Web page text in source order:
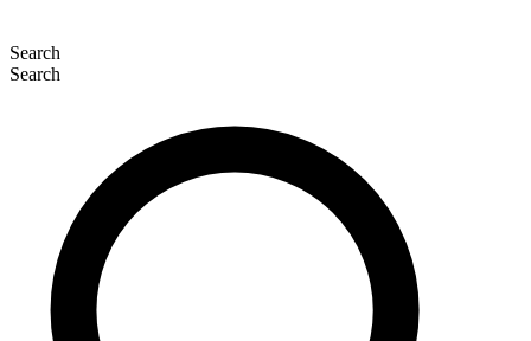
Search
Search